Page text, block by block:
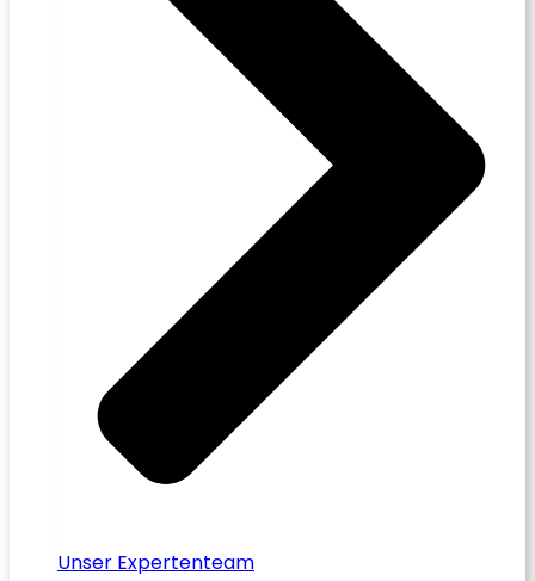
Unser Expertenteam